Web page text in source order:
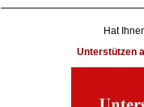
Hat
Unterstützen